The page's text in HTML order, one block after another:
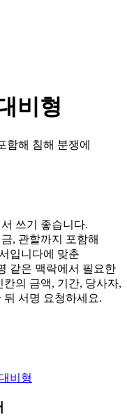
비형
함해 침해 분쟁에
쓰기 좋습니다.
, 관할까지 포함해
입니다에 맞춘
같은 맥락에서 필요한
의 금액, 기간, 당사자,
서명 요청하세요.
비형